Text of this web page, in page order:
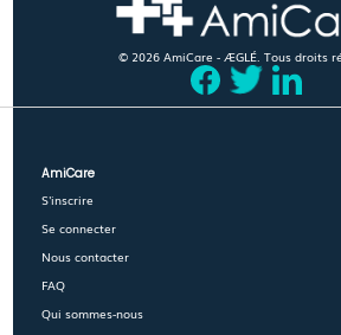
© 2026 AmiCare - ÆGLÉ. Tous droits
AmiCare
S'inscrire
Se connecter
Nous contacter
FAQ
Qui sommes-nous